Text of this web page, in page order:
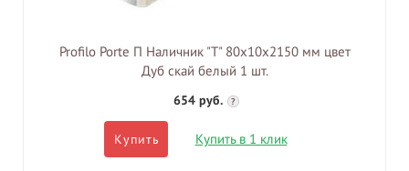
Profilo Porte П Наличник "Т" 80х10х2150 мм цвет
Дуб скай белый 1 шт.
654 руб. ?
Купить Купить в 1 клик